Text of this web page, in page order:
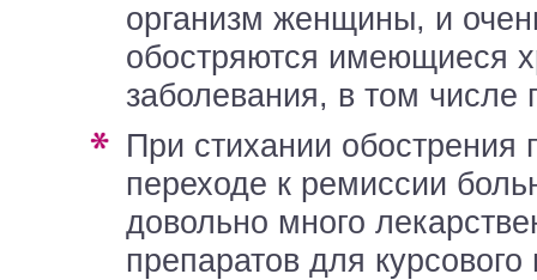
организм женщины, и
обостряются имеющиеся
заболевания, в том числе
при стихании обострения панкреатита и
переходе к ремиссии
довольно много
препаратов для курсового